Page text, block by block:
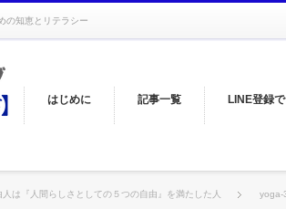
の知恵とリテラシー
はじめに 記事一覧 LINE登録
は『人間らしさとしての５つの自由』を満たした人 yoga-